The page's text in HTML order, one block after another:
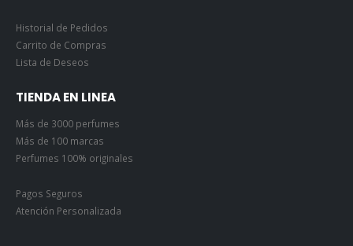
Historial de Pedidos
Carrito de Compras
Lista de Deseos
TIENDA EN LINEA
Más de 3000 perfumes
Más de 100 marcas
Perfumes 100% originales
Pagos Seguros
Atención Personalizada